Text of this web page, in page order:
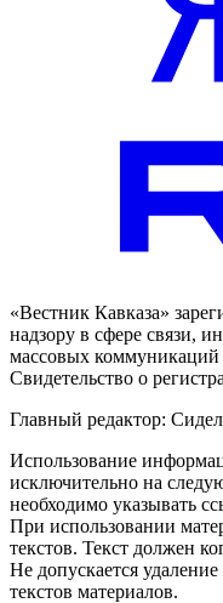
«Вестник Кавказа»
надзору в сфере связи,
массовых коммуникаций
Свидетельство о
Главный редактор:
Использование
исключительно на
необходимо указывать
При использовании
текстов. Текст должен
Не допускается
текстов материалов.